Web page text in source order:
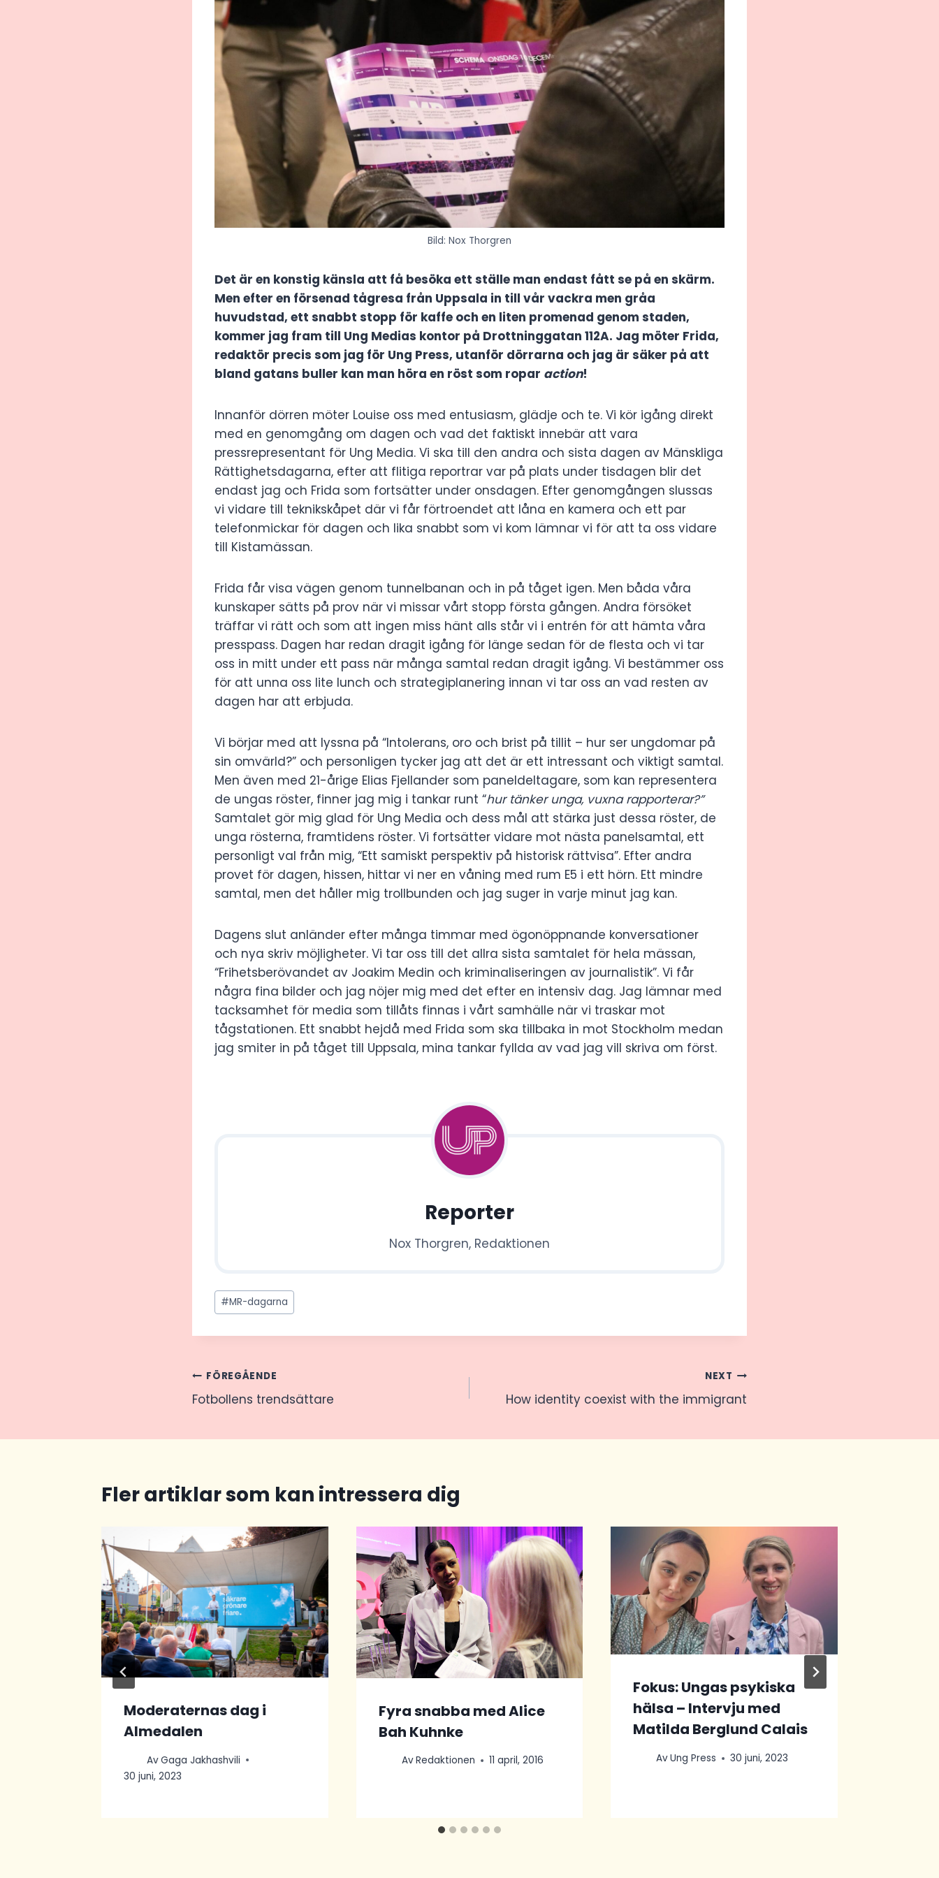
Bild: Nox Thorgren
Det är en konstig känsla att få besöka ett ställe man endast fått se på en skärm.
Men efter en försenad tågresa från Uppsala in till vår vackra men gråa
huvudstad, ett snabbt stopp för kaffe och en liten promenad genom staden,
kommer jag fram till Ung Medias kontor på Drottninggatan 112A. Jag möter Frida,
redaktör precis som jag för Ung Press, utanför dörrarna och jag är säker på att
bland gatans buller kan man höra en röst som ropar action!
Innanför dörren möter Louise oss med entusiasm, glädje och te. Vi kör igång direkt
med en genomgång om dagen och vad det faktiskt innebär att vara
pressrepresentant för Ung Media. Vi ska till den andra och sista dagen av Mänskliga
Rättighetsdagarna, efter att flitiga reportrar var på plats under tisdagen blir det
endast jag och Frida som fortsätter under onsdagen. Efter genomgången slussas
vi vidare till teknikskåpet där vi får förtroendet att låna en kamera och ett par
telefonmickar för dagen och lika snabbt som vi kom lämnar vi för att ta oss vidare
till Kistamässan.
Frida får visa vägen genom tunnelbanan och in på tåget igen. Men båda våra
kunskaper sätts på prov när vi missar vårt stopp första gången. Andra försöket
träffar vi rätt och som att ingen miss hänt alls står vi i entrén för att hämta våra
presspass. Dagen har redan dragit igång för länge sedan för de flesta och vi tar
oss in mitt under ett pass när många samtal redan dragit igång. Vi bestämmer oss
för att unna oss lite lunch och strategiplanering innan vi tar oss an vad resten av
dagen har att erbjuda.
Vi börjar med att lyssna på “Intolerans, oro och brist på tillit – hur ser ungdomar på
sin omvärld?” och personligen tycker jag att det är ett intressant och viktigt samtal.
Men även med 21-årige Elias Fjellander som paneldeltagare, som kan representera
de ungas röster, finner jag mig i tankar runt “hur tänker unga, vuxna rapporterar?”
Samtalet gör mig glad för Ung Media och dess mål att stärka just dessa röster, de
unga rösterna, framtidens röster. Vi fortsätter vidare mot nästa panelsamtal, ett
personligt val från mig, “Ett samiskt perspektiv på historisk rättvisa”. Efter andra
provet för dagen, hissen, hittar vi ner en våning med rum E5 i ett hörn. Ett mindre
samtal, men det håller mig trollbunden och jag suger in varje minut jag kan.
Dagens slut anländer efter många timmar med ögonöppnande konversationer
och nya skriv möjligheter. Vi tar oss till det allra sista samtalet för hela mässan,
“Frihetsberövandet av Joakim Medin och kriminaliseringen av journalistik”. Vi får
några fina bilder och jag nöjer mig med det efter en intensiv dag. Jag lämnar med
tacksamhet för media som tillåts finnas i vårt samhälle när vi traskar mot
tågstationen. Ett snabbt hejdå med Frida som ska tillbaka in mot Stockholm medan
jag smiter in på tåget till Uppsala, mina tankar fyllda av vad jag vill skriva om först.
Reporter
Nox Thorgren, Redaktionen
Post
Tags:
#MR-dagarna
Inläggsnavigering
FÖREGÅENDE
Fotbollens trendsättare
NEXT
How identity coexist with the immigrant
Fler artiklar som kan intressera dig
Moderaternas dag i
Almedalen
AvGaga Jakhashvili
30 juni, 2023
Fyra snabba med Alice
Bah Kuhnke
AvRedaktionen 11 april, 2016
Fokus: Ungas psykiska
hälsa – Intervju med
Matilda Berglund Calais
AvUng Press 30 juni, 2023